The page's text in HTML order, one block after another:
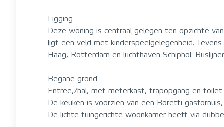
Ligging
Deze woning is centraal gelegen ten opzichte
ligt een veld met kinderspeelgelegenheid.
Haag, Rotterdam en luchthaven Schiphol.
Begane grond
Entree,/hal, met meterkast, trapopgang en
De keuken is voorzien van een Boretti
De lichte tuingerichte woonkamer heeft via